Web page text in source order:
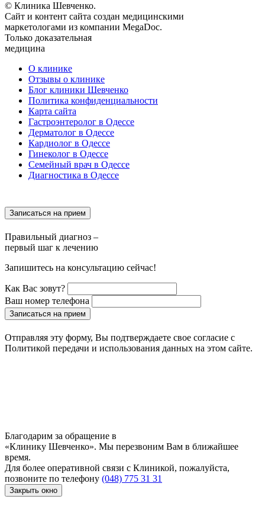
© Клиника Шевченко.
Сайт и контент сайта создан медицинскими
маркетологами из компании MegaDoc.
Только доказательная
медицина
О клинике
Отзывы о клинике
Блог клиники Шевченко
Политика конфиденциальности
Карта сайта
Гастроэнтеролог в Одессе
Дерматолог в Одессе
Кардиолог в Одессе
Гинеколог в Одессе
Семейный врач в Одессе
Диагностика в Одессе
Записаться на прием
Правильный диагноз –
первый шаг к лечению
Запишитесь на консультацию сейчас!
Как Вас зовут?
Ваш номер телефона
Записаться на прием
Отправляя эту форму, Вы подтверждаете свое согласие с
Политикой передачи и использования данных на этом сайте.
Благодарим за обращение в
«Клинику Шевченко». Мы перезвоним Вам в ближайшее
время.
Для более оперативной связи с Клиникой, пожалуйста,
позвоните по телефону (048) 775 31 31
Закрыть окно